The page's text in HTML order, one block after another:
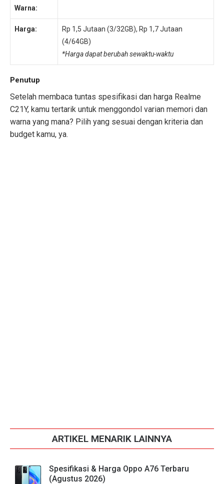
Warna:
Harga:
Rp 1,5 Jutaan (3/32GB), Rp 1,7 Jutaan
(4/64GB)
*Harga dapat berubah sewaktu-waktu
Penutup
Setelah membaca tuntas spesifikasi dan harga Realme
C21Y, kamu tertarik untuk menggondol varian memori dan
warna yang mana? Pilih yang sesuai dengan kriteria dan
budget kamu, ya.
ARTIKEL MENARIK LAINNYA
Spesifikasi & Harga Oppo A76 Terbaru
(Agustus 2026)